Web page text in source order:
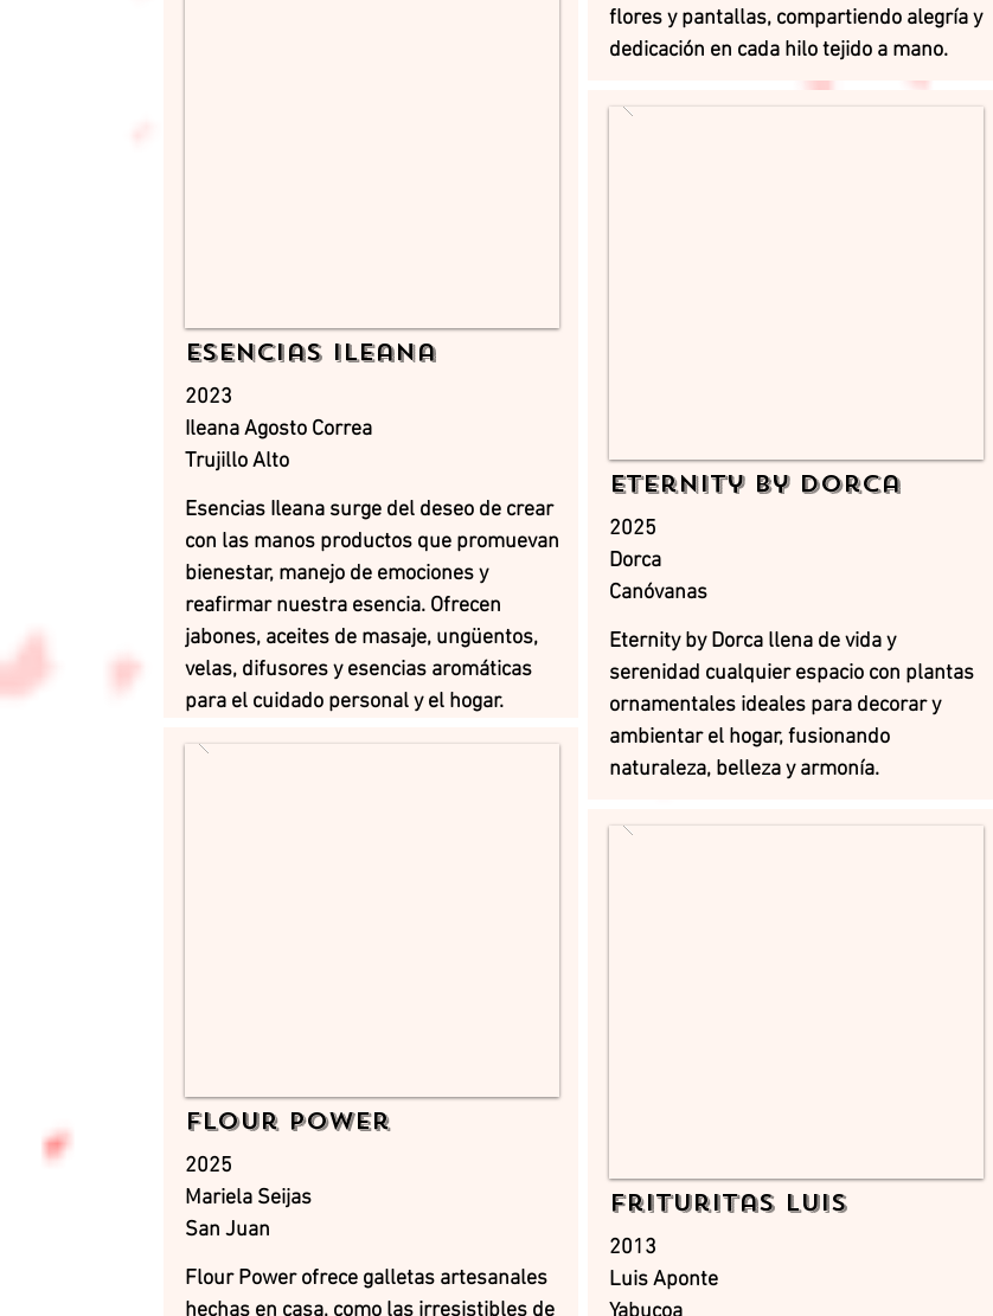
Esencias Ileana
2023
Ileana Agosto Correa
Trujillo Alto
Esencias Ileana surge del deseo de crear
con las manos productos que promuevan
bienestar, manejo de emociones y
reafirmar nuestra esencia. Ofrecen
jabones, aceites de masaje, ungüentos,
velas, difusores y esencias aromáticas
para el cuidado personal y el hogar.
Flour Power
2025
Mariela Seijas
San Juan
Flour Power ofrece galletas artesanales
hechas en casa, como las irresistibles de
flores y pantallas, compartiendo alegría y
dedicación en cada hilo tejido a mano.
Eternity by Dorca
2025
Dorca
Canóvanas
Eternity by Dorca llena de vida y
serenidad cualquier espacio con plantas
ornamentales ideales para decorar y
ambientar el hogar, fusionando
naturaleza, belleza y armonía.
Frituritas Luis
2013
Luis Aponte